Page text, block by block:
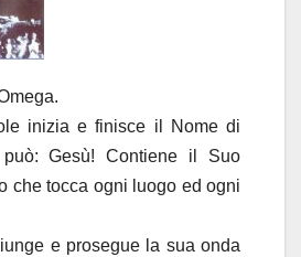
inizia e finisce il Nome di
Gesù! Contiene il Suo
che tocca ogni luogo ed ogni
e prosegue la sua onda